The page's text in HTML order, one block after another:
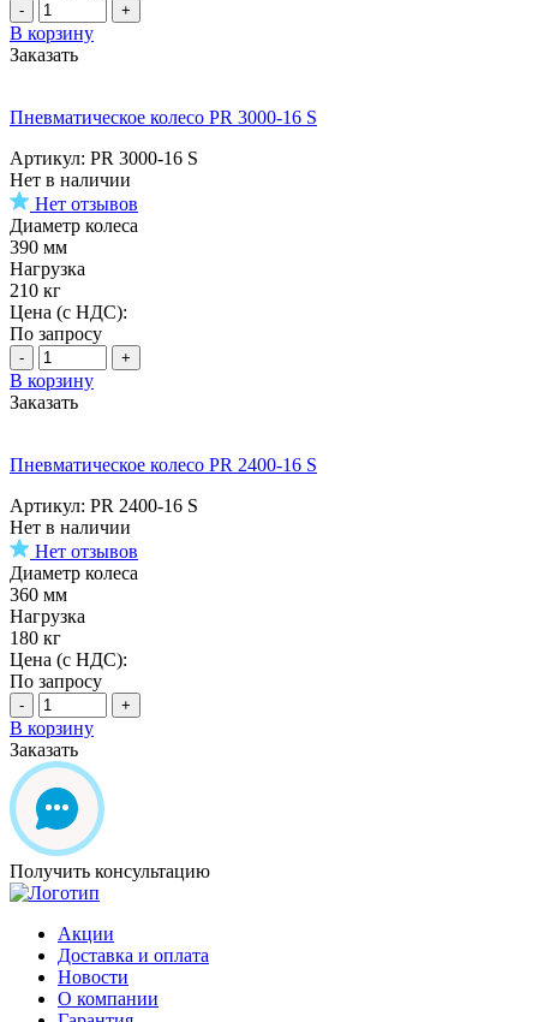
- +
В корзину
Заказать
Пневматическое колесо PR 3000-16 S
Артикул: PR 3000-16 S
Нет в наличии
Нет отзывов
Диаметр колеса
390 мм
Нагрузка
210 кг
Цена (с НДС):
По запросу
- +
В корзину
Заказать
Пневматическое колесо PR 2400-16 S
Артикул: PR 2400-16 S
Нет в наличии
Нет отзывов
Диаметр колеса
360 мм
Нагрузка
180 кг
Цена (с НДС):
По запросу
- +
В корзину
Заказать
Получить консультацию
Акции
Доставка и оплата
Новости
О компании